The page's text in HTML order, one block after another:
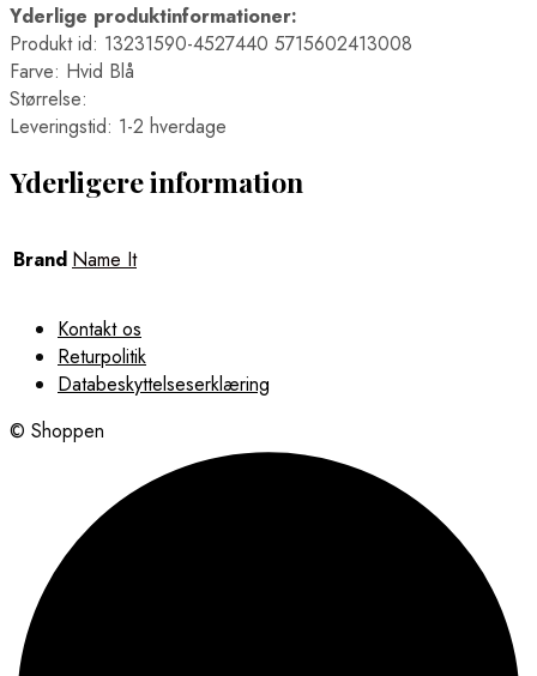
Yderlige produktinformationer:
Produkt id: 13231590-4527440 5715602413008
Farve: Hvid Blå
Størrelse:
Leveringstid: 1-2 hverdage
Yderligere information
Brand Name It
Kontakt os
Returpolitik
Databeskyttelseserklæring
© Shoppen